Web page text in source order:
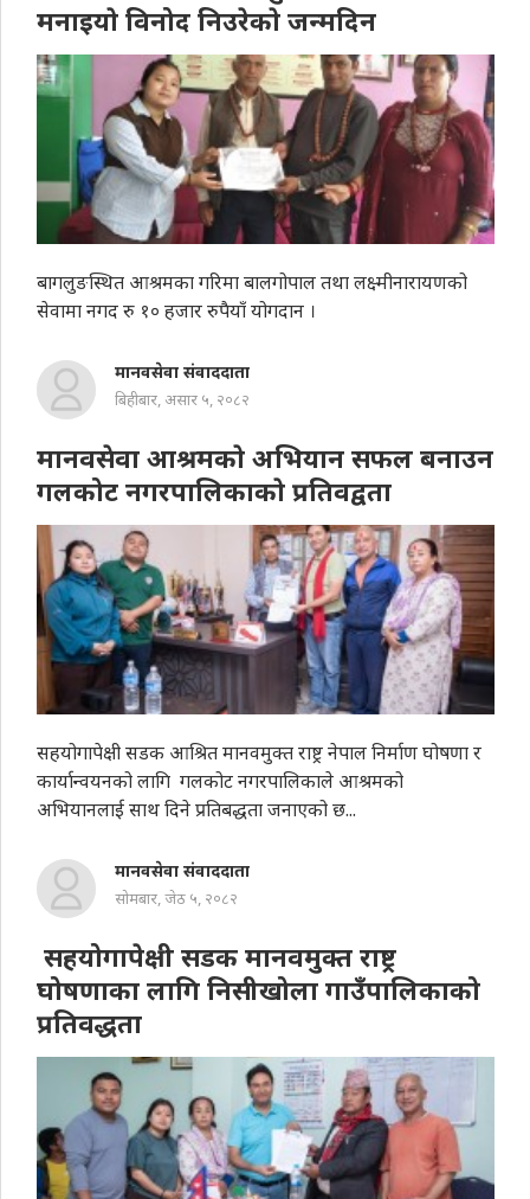
मनाइयाे विनोद निउरेकाे जन्मदिन
बागलुङस्थित आश्रमका गरिमा बालगोपाल तथा लक्ष्मीनारायणको
सेवामा नगद रु १० हजार रुपैयाँ योगदान ।
मानवसेवा संवाददाता
बिहीबार, असार ५, २०८२
मानवसेवा आश्रमकाे अभियान सफल बनाउन
गलकोट नगरपालिकाकाे प्रतिवद्वता
सहयोगापेक्षी सडक आश्रित मानवमुक्त राष्ट्र नेपाल निर्माण घोषणा र
कार्यान्वयनको लागि गलकोट नगरपालिकाले आश्रमको
अभियानलाई साथ दिने प्रतिबद्धता जनाएको छ...
मानवसेवा संवाददाता
सोमबार, जेठ ५, २०८२
सहयोगापेक्षी सडक मानवमुक्त राष्ट्र
घोषणाका लागि निसीखोला गाउँपालिकाको
प्रतिवद्धता